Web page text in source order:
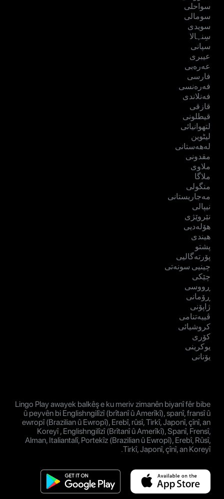
سواحلی
سومالی
سویدی
سِنہالا
سپانی
عیبری
عەرەبی
فارسی
فەرەنسی
فەنلاندی
قازقی
قیطلونی
لتھوانیائی
لیٹوین
لەهەستانی
مقدونی
ملاوی
ملاگا
منگولی
مەجاریستانی
نیپالی
نێروێژی
هۆلەدیی
هیندی
پشتو
پۆرتەگالیی
چینیی سونەتی
چێکی
ڕووسی
ڕۆمانی
ژاپۆنی
ڤییەتنامی
کروشیائی
کۆری
یوکرینی
یۆنانی
Lingo Play awayek balkêş e ku meriv zimanên biyanî fêr bibe
û peyvên bi Englishngilîzî (brîtanî û Amerîkî), spanî, fransî û
ewropî (Brazilian û Ewropî), Erebî, rûsî, Tirkî, Japonî, çînî, an
Koreyî , Englishngilîzî (Brîtanî û Amerîkî), Spanî, Frensî,
Alman, Italiantalî, Portekîz (Brazilian û Ewropî), Erebî, Rûsî,
Tirkî, Japonî, çînî, an Koreyî.